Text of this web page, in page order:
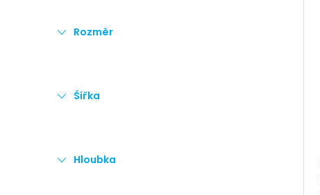
Rozměr
Šířka
Hloubka